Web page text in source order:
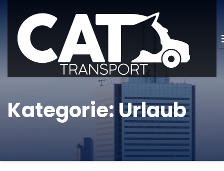
Kategorie: Urlaub